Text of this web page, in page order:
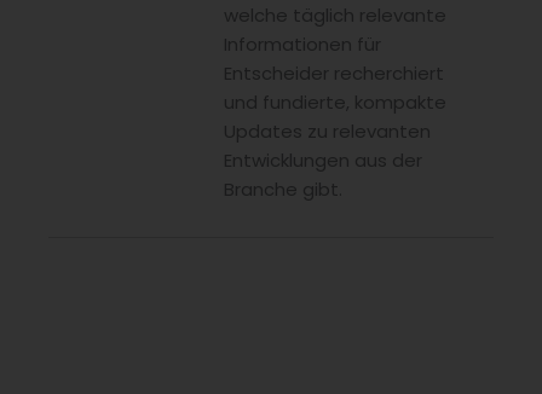
welche täglich relevante
Informationen für
Entscheider recherchiert
und fundierte, kompakte
Updates zu relevanten
Entwicklungen aus der
Branche gibt.